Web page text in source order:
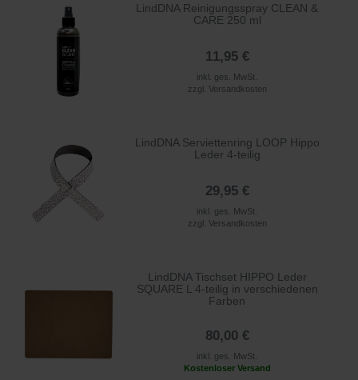
LindDNA Reinigungsspray CLEAN &
CARE 250 ml
11,95 €
inkl. ges. MwSt.
zzgl. Versandkosten
LindDNA Serviettenring LOOP Hippo
Leder 4-teilig
29,95 €
inkl. ges. MwSt.
zzgl. Versandkosten
LindDNA Tischset HIPPO Leder
SQUARE L 4-teilig in verschiedenen
Farben
80,00 €
inkl. ges. MwSt.
Kostenloser Versand